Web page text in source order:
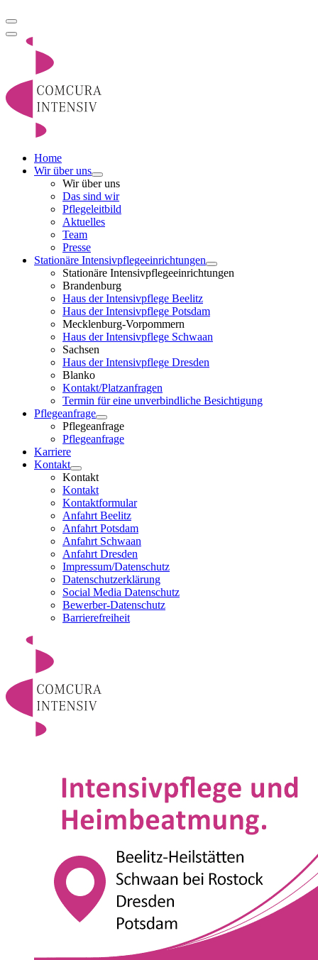
Home
Wir über uns
Wir über uns
Das sind wir
Pflegeleitbild
Aktuelles
Team
Presse
Stationäre Intensivpflegeeinrichtungen
Stationäre Intensivpflegeeinrichtungen
Brandenburg
Haus der Intensivpflege Beelitz
Haus der Intensivpflege Potsdam
Mecklenburg-Vorpommern
Haus der Intensivpflege Schwaan
Sachsen
Haus der Intensivpflege Dresden
Blanko
Kontakt/Platzanfragen
Termin für eine unverbindliche Besichtigung
Pflegeanfrage
Pflegeanfrage
Pflegeanfrage
Karriere
Kontakt
Kontakt
Kontakt
Kontaktformular
Anfahrt Beelitz
Anfahrt Potsdam
Anfahrt Schwaan
Anfahrt Dresden
Impressum/Datenschutz
Datenschutzerklärung
Social Media Datenschutz
Bewerber-Datenschutz
Barrierefreiheit